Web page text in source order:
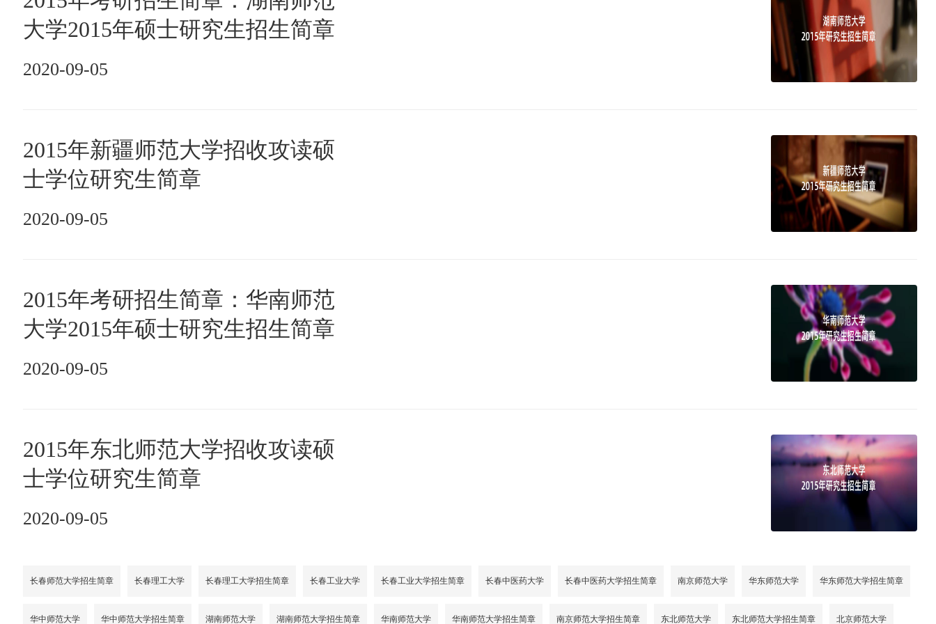
大学2015年硕士研究生招生简章
2020-09-05
2015年新疆师范大学招收攻读硕
士学位研究生简章
2020-09-05
2015年考研招生简章：华南师范
大学2015年硕士研究生招生简章
2020-09-05
2015年东北师范大学招收攻读硕
士学位研究生简章
2020-09-05
长春师范大学招生简章 长春理工大学 长春理工大学招生简章 长春工业大学 长春工业大学招生简章 长春中医药大学 长春中医药大学招生简章 南京师范大学 华东师范大学 华东师范大学招生简章
华中师范大学 华中师范大学招生简章 湖南师范大学 湖南师范大学招生简章 华南师范大学 华南师范大学招生简章 南京师范大学招生简章 东北师范大学 东北师范大学招生简章 北京师范大学